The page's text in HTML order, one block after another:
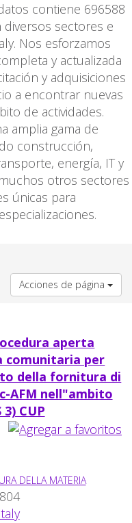
contiene 696588
diversos sectores e
Nos esforzamos
y actualizada
y adquisiciones
a encontrar nuevas
de actividades.
amplia gama de
construcción,
energía, IT y
otros sectores
únicas para
Acciones de página
aperta
comunitaria per
della fornitura di
AFM nell"ambito
CUP
DELLA MATERIA